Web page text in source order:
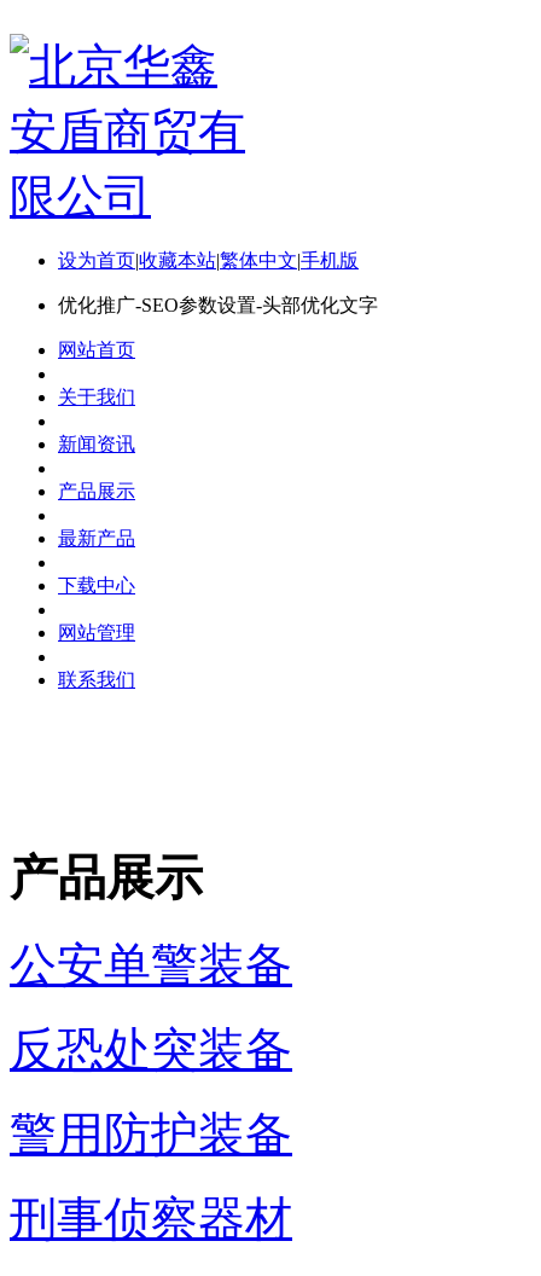
设为首页|收藏本站|繁体中文|手机版
优化推广-SEO参数设置-头部优化文字
网站首页
关于我们
新闻资讯
产品展示
最新产品
下载中心
网站管理
联系我们
产品展示
公安单警装备
反恐处突装备
警用防护装备
刑事侦察器材